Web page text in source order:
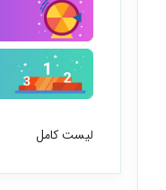
لیست کامل